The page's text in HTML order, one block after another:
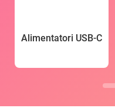
Alimentatori USB-C